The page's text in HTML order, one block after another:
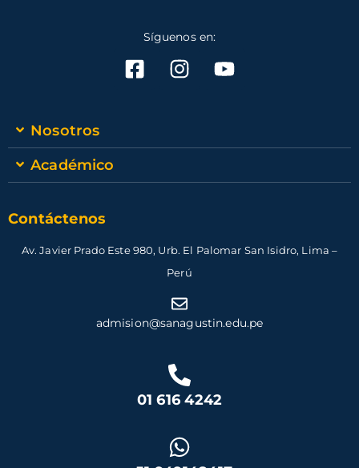
Síguenos en:
Contáctenos
Av. Javier Prado Este 980, Urb. El Palomar San Isidro, Lima –
Perú
admision@sanagustin.edu.pe
01 616 4242
Nosotros
Académico